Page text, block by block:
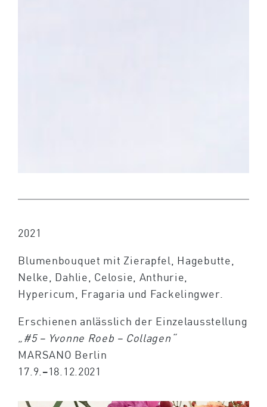
2021
Blumenbouquet mit Zierapfel, Hagebutte,
Nelke, Dahlie, Celosie, Anthurie,
Hypericum, Fragaria und Fackelingwer.
Erschienen anlässlich der Einzelausstellung
„#5 – Yvonne Roeb – Collagen“
MARSANO Berlin
17.9.–18.12.2021